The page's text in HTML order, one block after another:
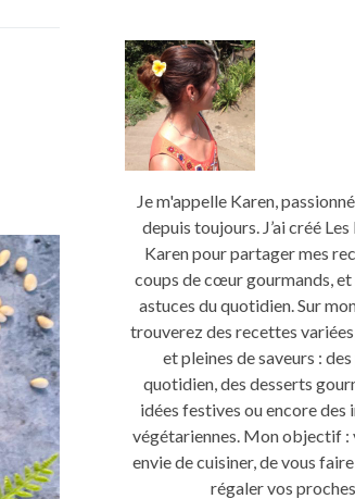
Je m'appelle Karen,
depuis toujours. J’ai créé
Karen pour partager mes
coups de cœur gourmands,
astuces du quotidien. Sur
trouverez des recettes
et pleines de saveurs :
quotidien, des desserts
idées festives ou encore des
végétariennes. Mon objectif :
envie de cuisiner, de vous
régaler vos